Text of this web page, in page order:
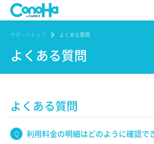
サポートトップ よくある質問
よくある質問
よくある質問
利用料金の明細はどのように確認で